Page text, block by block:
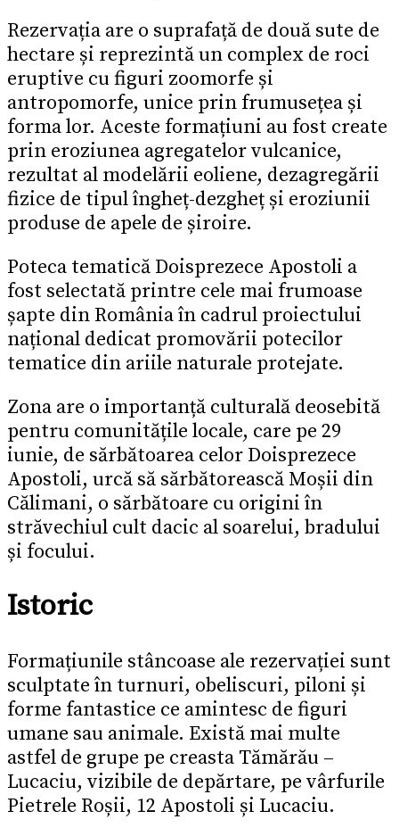
Rezervația are o suprafață de două sute de
hectare și reprezintă un complex de roci
eruptive cu figuri zoomorfe și
antropomorfe, unice prin frumusețea și
forma lor. Aceste formațiuni au fost create
prin eroziunea agregatelor vulcanice,
rezultat al modelării eoliene, dezagregării
fizice de tipul îngheț-dezgheț și eroziunii
produse de apele de șiroire.
Poteca tematică Doisprezece Apostoli a
fost selectată printre cele mai frumoase
șapte din România în cadrul proiectului
național dedicat promovării potecilor
tematice din ariile naturale protejate.
Zona are o importanță culturală deosebită
pentru comunitățile locale, care pe 29
iunie, de sărbătoarea celor Doisprezece
Apostoli, urcă să sărbătorească Moșii din
Călimani, o sărbătoare cu origini în
străvechiul cult dacic al soarelui, bradului
și focului.
Istoric
Formațiunile stâncoase ale rezervației sunt
sculptate în turnuri, obeliscuri, piloni și
forme fantastice ce amintesc de figuri
umane sau animale. Există mai multe
astfel de grupe pe creasta Tămărău –
Lucaciu, vizibile de depărtare, pe vârfurile
Pietrele Roșii, 12 Apostoli și Lucaciu.